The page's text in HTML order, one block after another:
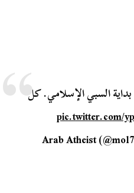
السبي الإسلامي. كل
pic.twitter.com/